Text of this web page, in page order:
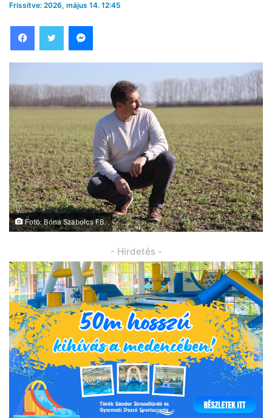
Frissítve: 2026, május 14. 12:45
Fotó: Bóna Szabolcs FB.
- Hirdetés -